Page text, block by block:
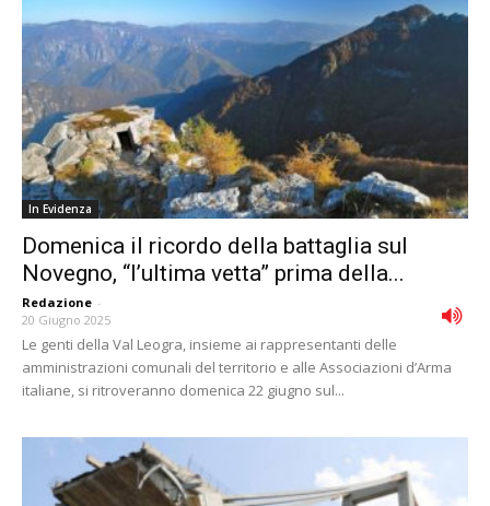
In Evidenza
Domenica il ricordo della battaglia sul
Novegno, “l’ultima vetta” prima della...
Redazione -
20 Giugno 2025
Le genti della Val Leogra, insieme ai rappresentanti delle
amministrazioni comunali del territorio e alle Associazioni d’Arma
italiane, si ritroveranno domenica 22 giugno sul...